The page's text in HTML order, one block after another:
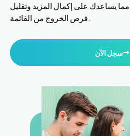
مما يساعدك على إكمال المزيد وتقليل
فرص الخروج من القائمة.
سجل الآن